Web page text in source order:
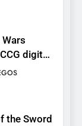
digital
the Sword